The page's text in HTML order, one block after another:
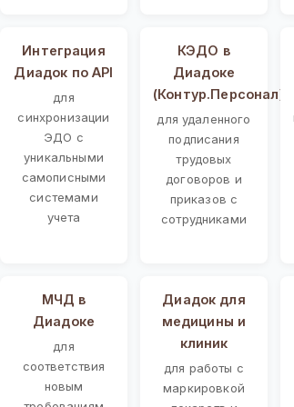
Интеграция
Диадок по API
для
синхронизации
ЭДО с
уникальными
самописными
системами
учета
КЭДО в
Диадоке
(Контур.Персонал)
для удаленного
подписания
трудовых
договоров и
приказов с
сотрудниками
МЧД в
Диадоке
для
соответствия
новым
Диадок для
медицины и
клиник
для работы с
маркировкой